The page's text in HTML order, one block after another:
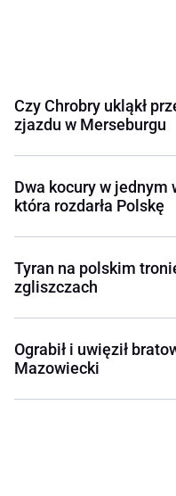
Czy Chrobry ukląkł
zjazdu w Merseburgu
Dwa kocury w jednym
która rozdarła Polskę
Tyran na polskim
zgliszczach
Ograbił i uwięził
Mazowiecki